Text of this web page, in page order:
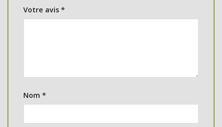
Votre avis *
Nom *